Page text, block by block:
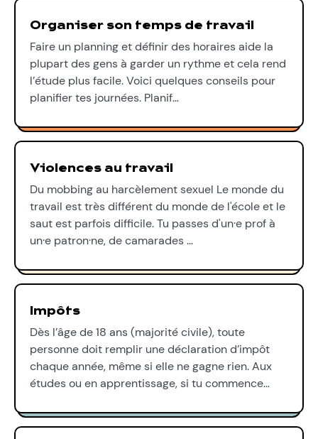
Organiser son temps de travail
Faire un planning et définir des horaires aide la
plupart des gens à garder un rythme et cela rend
l’étude plus facile. Voici quelques conseils pour
planifier tes journées. Planif…
Violences au travail
Du mobbing au harcèlement sexuel Le monde du
travail est très différent du monde de l'école et le
saut est parfois difficile. Tu passes d'un·e prof à
un·e patron·ne, de camarades …
Impôts
Dès l’âge de 18 ans (majorité civile), toute
personne doit remplir une déclaration d’impôt
chaque année, même si elle ne gagne rien. Aux
études ou en apprentissage, si tu commence…